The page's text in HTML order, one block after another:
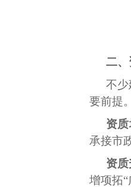
二、
不少
要前提。
资
承接市
资
增项拓